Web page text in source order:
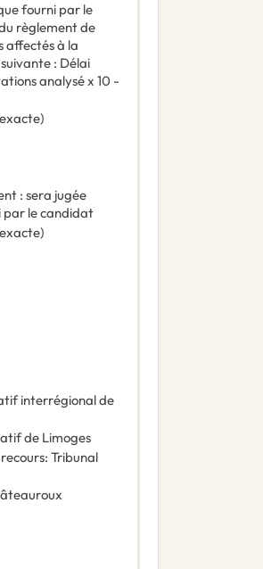
fourni par le
règlement de
affectés à la
: Délai
analysé x 10 -
: sera jugée
par le candidat
interrégional de
de Limoges
: Tribunal